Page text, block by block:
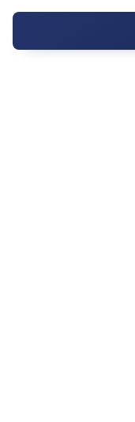
SOBRE O
Quem Somos